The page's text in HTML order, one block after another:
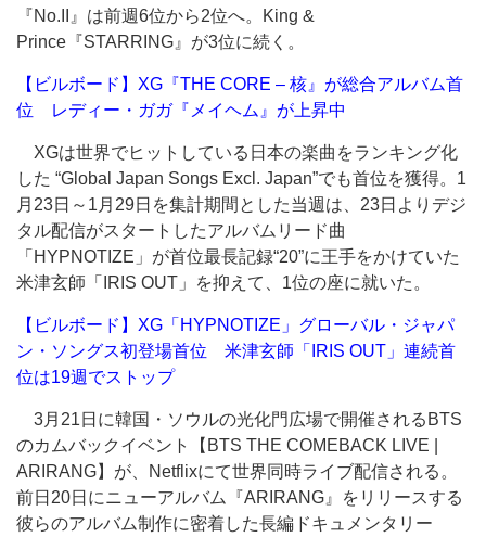
『No.II』は前週6位から2位へ。King &
Prince『STARRING』が3位に続く。
【ビルボード】XG『THE CORE – 核』が総合アルバム首
位 レディー・ガガ『メイヘム』が上昇中
XGは世界でヒットしている日本の楽曲をランキング化
した “Global Japan Songs Excl. Japan”でも首位を獲得。1
月23日～1月29日を集計期間とした当週は、23日よりデジ
タル配信がスタートしたアルバムリード曲
「HYPNOTIZE」が首位最長記録“20”に王手をかけていた
米津玄師「IRIS OUT」を抑えて、1位の座に就いた。
【ビルボード】XG「HYPNOTIZE」グローバル・ジャパ
ン・ソングス初登場首位 米津玄師「IRIS OUT」連続首
位は19週でストップ
3月21日に韓国・ソウルの光化門広場で開催されるBTS
のカムバックイベント【BTS THE COMEBACK LIVE |
ARIRANG】が、Netflixにて世界同時ライブ配信される。
前日20日にニューアルバム『ARIRANG』をリリースする
彼らのアルバム制作に密着した長編ドキュメンタリー